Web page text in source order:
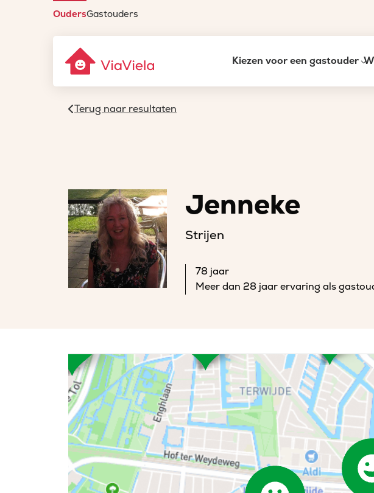
OudersGastouders
Kiezen voor een gastouder
Terug naar resultaten
Jenneke
Strijen
78 jaar
Meer dan 28 jaar ervaring als